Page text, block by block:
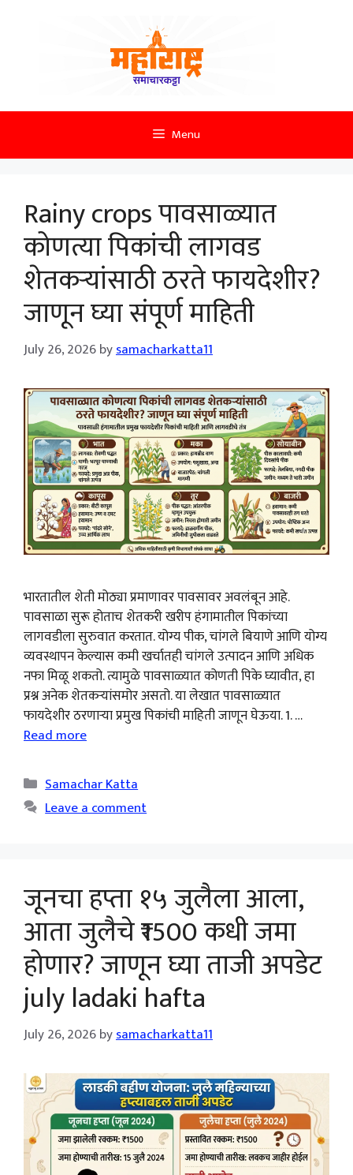
Menu
Rainy crops पावसाळ्यात
कोणत्या पिकांची लागवड
शेतकऱ्यांसाठी ठरते फायदेशीर?
जाणून घ्या संपूर्ण माहिती
July 26, 2026bysamacharkatta11
भारतातील शेती मोठ्या प्रमाणावर पावसावर अवलंबून आहे.
पावसाळा सुरू होताच शेतकरी खरीप हंगामातील पिकांच्या
लागवडीला सुरुवात करतात. योग्य पीक, चांगले बियाणे आणि योग्य
व्यवस्थापन केल्यास कमी खर्चातही चांगले उत्पादन आणि अधिक
नफा मिळू शकतो. त्यामुळे पावसाळ्यात कोणती पिके घ्यावीत, हा
प्रश्न अनेक शेतकऱ्यांसमोर असतो. या लेखात पावसाळ्यात
फायदेशीर ठरणाऱ्या प्रमुख पिकांची माहिती जाणून घेऊया. 1. …
Read more
Categories
Samachar Katta
Leave a comment
जूनचा हप्ता १५ जुलैला आला,
आता जुलैचे ₹1500 कधी जमा
होणार? जाणून घ्या ताजी अपडेट
july ladaki hafta
July 26, 2026bysamacharkatta11